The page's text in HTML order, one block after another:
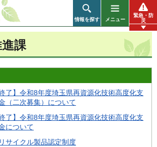
情報を探す メニュー
緊急・防
災
課
終了】令和8年度埼玉県再資源化技術高度化支
（二次募集）について
終了】令和8年度埼玉県再資源化技術高度化支
について
サイクル製品認定制度